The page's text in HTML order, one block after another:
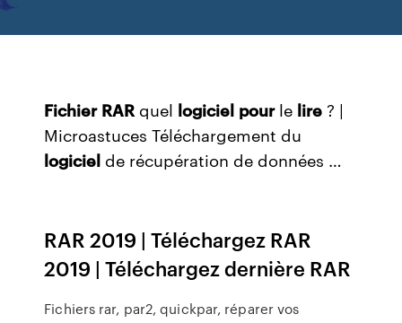
Fichier RAR quel logiciel pourle lire ? |
Microastuces Téléchargement du
logiciel de récupération de données …
RAR 2019 | Téléchargez RAR
2019 | Téléchargez dernière RAR
Fichiers rar, par2, quickpar, réparer vos